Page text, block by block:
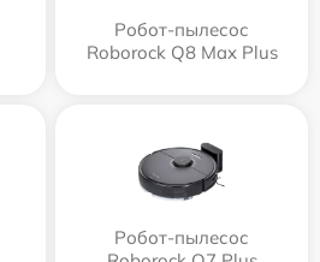
Робот-пылесос
Roborock Q8 Max Plus
Робот-пылесос